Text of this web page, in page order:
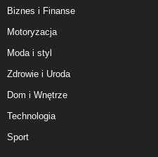
Biznes i Finanse
Motoryzacja
Moda i styl
Zdrowie i Uroda
Dom i Wnętrze
Technologia
Sport